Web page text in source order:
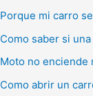
Porque mi carro
Como saber si
Moto no enciende
Como abrir un